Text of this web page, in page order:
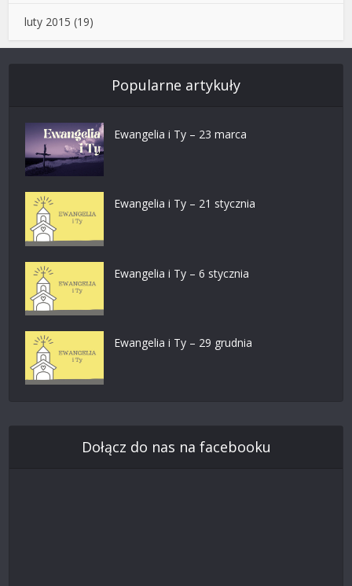
luty 2015 (19)
Popularne artykuły
Ewangelia i Ty – 23 marca
Ewangelia i Ty – 21 stycznia
Ewangelia i Ty – 6 stycznia
Ewangelia i Ty – 29 grudnia
Dołącz do nas na facebooku